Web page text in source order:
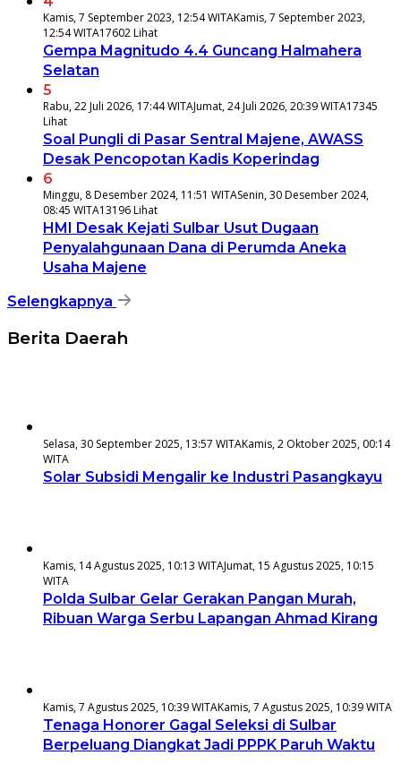
Kamis, 7 September 2023, 12:54 WITAKamis, 7 September 2023,
12:54 WITA17602 Lihat
Gempa Magnitudo 4.4 Guncang Halmahera
Selatan
5
Rabu, 22 Juli 2026, 17:44 WITAJumat, 24 Juli 2026, 20:39 WITA17345
Lihat
Soal Pungli di Pasar Sentral Majene, AWASS
Desak Pencopotan Kadis Koperindag
6
Minggu, 8 Desember 2024, 11:51 WITASenin, 30 Desember 2024,
08:45 WITA13196 Lihat
HMI Desak Kejati Sulbar Usut Dugaan
Penyalahgunaan Dana di Perumda Aneka
Usaha Majene
Selengkapnya
Berita Daerah
Selasa, 30 September 2025, 13:57 WITAKamis, 2 Oktober 2025, 00:14
WITA
Solar Subsidi Mengalir ke Industri Pasangkayu
Kamis, 14 Agustus 2025, 10:13 WITAJumat, 15 Agustus 2025, 10:15
WITA
Polda Sulbar Gelar Gerakan Pangan Murah,
Ribuan Warga Serbu Lapangan Ahmad Kirang
Kamis, 7 Agustus 2025, 10:39 WITAKamis, 7 Agustus 2025, 10:39 WITA
Tenaga Honorer Gagal Seleksi di Sulbar
Berpeluang Diangkat Jadi PPPK Paruh Waktu